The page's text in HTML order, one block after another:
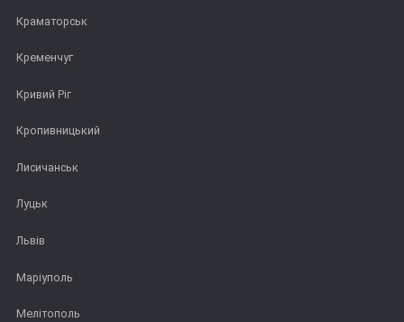
Краматорськ
Кременчуг
Кривий Ріг
Кропивницький
Лисичанськ
Луцьк
Львів
Маріуполь
Мелітополь